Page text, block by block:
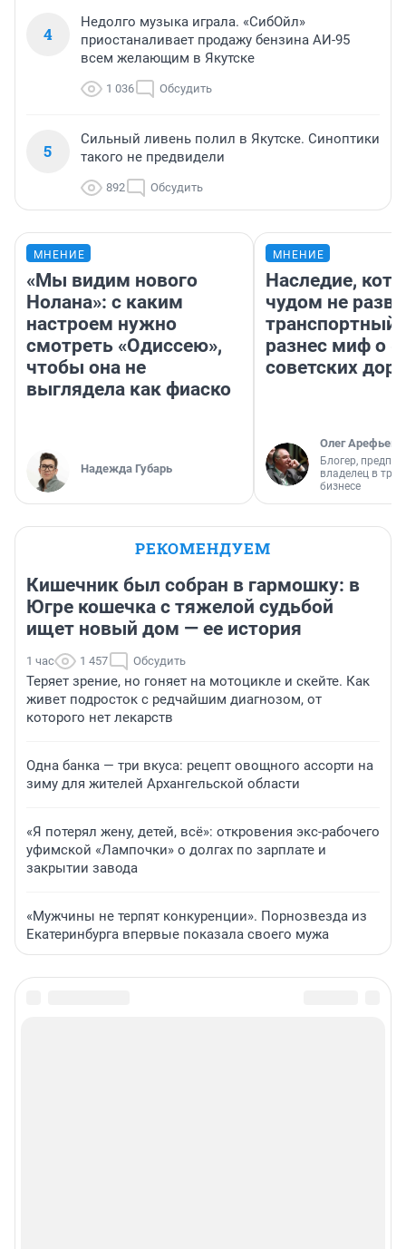
4
Недолго музыка играла. «СибОйл»
приостаналивает продажу бензина АИ-95
всем желающим в Якутске
1 036 Обсудить
5
Сильный ливень полил в Якутске. Синоптики
такого не предвидели
892 Обсудить
МНЕНИЕ
«Мы видим нового
Нолана»: с каким
настроем нужно
смотреть «Одиссею»,
чтобы она не
выглядела как фиаско
Надежда Губарь
МНЕНИЕ
Наследие,
чудом не
транспортный
разнес миф о
советских
Олег Арефьев
Блогер,
владелец в
бизнесе
РЕКОМЕНДУЕМ
Кишечник был собран в гармошку: в
Югре кошечка с тяжелой судьбой
ищет новый дом — ее история
1 час 1 457 Обсудить
Теряет зрение, но гоняет на мотоцикле и скейте. Как
живет подросток с редчайшим диагнозом, от
которого нет лекарств
Одна банка — три вкуса: рецепт овощного ассорти на
зиму для жителей Архангельской области
«Я потерял жену, детей, всё»: откровения экс-рабочего
уфимской «Лампочки» о долгах по зарплате и
закрытии завода
«Мужчины не терпят конкуренции». Порнозвезда из
Екатеринбурга впервые показала своего мужа